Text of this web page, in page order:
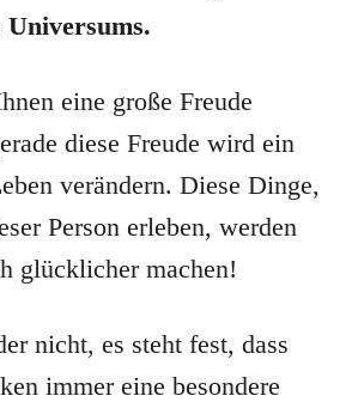
Universums.
eine große Freude
diese Freude wird ein
verändern. Diese Dinge,
Person erleben, werden
glücklicher machen!
nicht, es steht fest, dass
immer eine besondere